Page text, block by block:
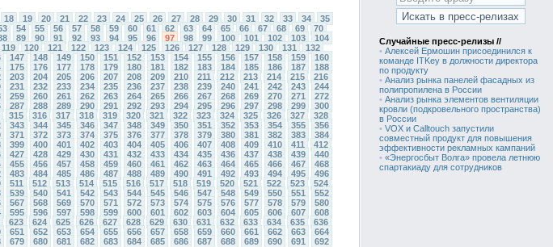
18 19 20 21 22 23 24 25 26 27 28 29 30 31 32 33 34
35
54 55 56 57 58 59 60 61 62 63 64 65 66 67 68 69
70
89 90 91 92 93 94 95 96 97 98 99 100 101 102 103
104
119 120 121 122 123 124 125 126 127 128 129 130 131
132
147 148 149 150 151 152 153 154 155 156 157 158 159
160
175 176 177 178 179 180 181 182 183 184 185 186 187
188
203 204 205 206 207 208 209 210 211 212 213 214 215
216
231 232 233 234 235 236 237 238 239 240 241 242 243
244
259 260 261 262 263 264 265 266 267 268 269 270 271
272
287 288 289 290 291 292 293 294 295 296 297 298 299
300
315 316 317 318 319 320 321 322 323 324 325 326 327
328
343 344 345 346 347 348 349 350 351 352 353 354 355
356
371 372 373 374 375 376 377 378 379 380 381 382 383
384
399 400 401 402 403 404 405 406 407 408 409 410 411
412
427 428 429 430 431 432 433 434 435 436 437 438 439
440
455 456 457 458 459 460 461 462 463 464 465 466 467
468
483 484 485 486 487 488 489 490 491 492 493 494 495
496
511 512 513 514 515 516 517 518 519 520 521 522 523
524
539 540 541 542 543 544 545 546 547 548 549 550 551
552
567 568 569 570 571 572 573 574 575 576 577 578 579
580
595 596 597 598 599 600 601 602 603 604 605 606 607
608
623 624 625 626 627 628 629 630 631 632 633 634 635
636
651 652 653 654 655 656 657 658 659 660 661 662 663
664
679 680 681 682 683 684 685 686 687 688 689 690 691
692
Случайные пресс-релизы //
• Алексей Ермошин присоединился к
команде ITKey в должности директора
по продукту
• Анализ рынка панелей фасадных из
полипропилена в России
• Анализ рынка элементов вентиляции
кровли (подкровельного пространства)
в России
• VOX и Calltouch запустили
совместный продукт для повышения
эффективности рекламных кампаний
• «Энергосбыт Волга» провела летнюю
спартакиаду для сотрудников